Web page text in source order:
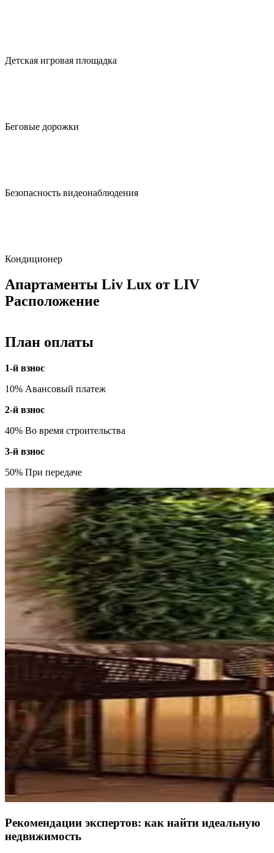
Детская игровая площадка
Беговые дорожки
Безопасность видеонаблюдения
Кондиционер
Апартаменты Liv Lux от LIV
Расположение
План оплаты
1-й взнос
10% Авансовый платеж
2-й взнос
40% Во время строительства
3-й взнос
50% При передаче
Рекомендации экспертов: как найти идеальную
недвижимость